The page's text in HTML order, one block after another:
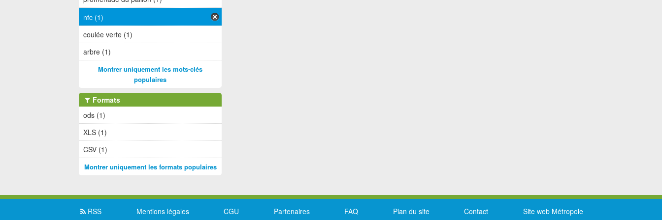
nfc (1)
coulée verte (1)
arbre (1)
Montrer uniquement les mots-clés
populaires
Formats
ods (1)
XLS (1)
CSV (1)
Montrer uniquement les formats populaires
RSS Mentions légales CGU Partenaires FAQ Plan du site Contact Site web Métropole